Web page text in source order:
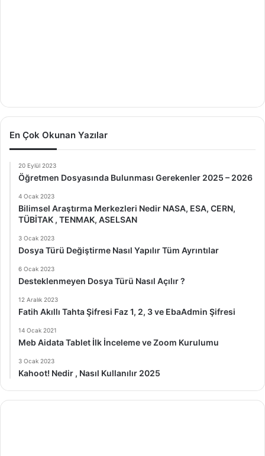
En Çok Okunan Yazılar
20 Eylül 2023
Öğretmen Dosyasında Bulunması Gerekenler 2025 – 2026
4 Ocak 2023
Bilimsel Araştırma Merkezleri Nedir NASA, ESA, CERN,
TÜBİTAK , TENMAK, ASELSAN
3 Ocak 2023
Dosya Türü Değiştirme Nasıl Yapılır Tüm Ayrıntılar
6 Ocak 2023
Desteklenmeyen Dosya Türü Nasıl Açılır ?
12 Aralık 2023
Fatih Akıllı Tahta Şifresi Faz 1, 2, 3 ve EbaAdmin Şifresi
14 Ocak 2021
Meb Aidata Tablet İlk İnceleme ve Zoom Kurulumu
3 Ocak 2023
Kahoot! Nedir , Nasıl Kullanılır 2025